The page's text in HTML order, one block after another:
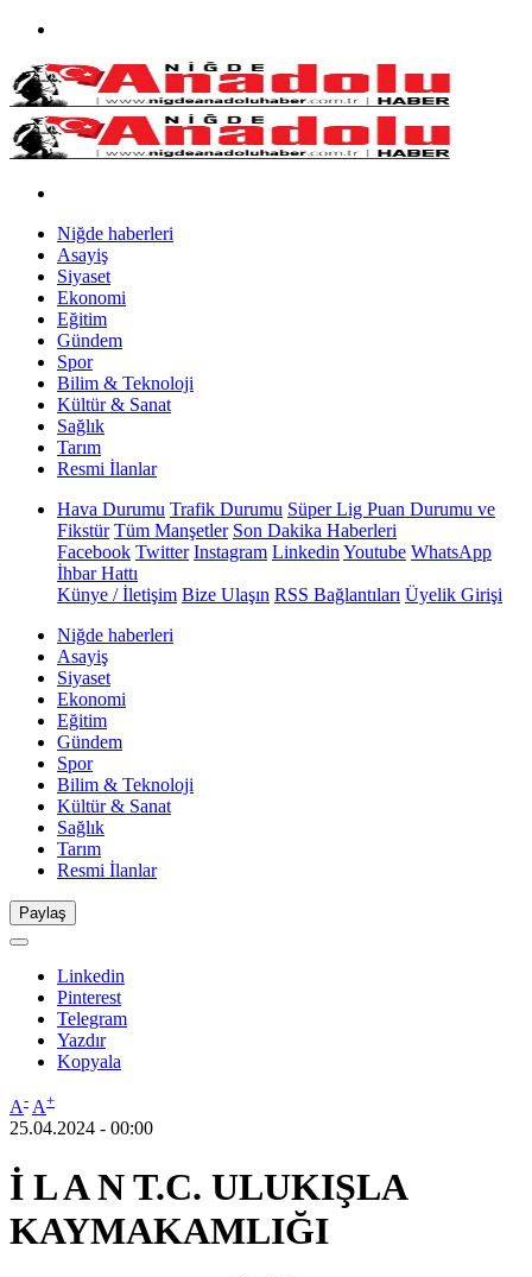
Niğde haberleri
Asayiş
Siyaset
Ekonomi
Eğitim
Gündem
Spor
Bilim & Teknoloji
Kültür & Sanat
Sağlık
Tarım
Resmi İlanlar
Hava Durumu Trafik Durumu Süper Lig Puan Durumu ve
Fikstür Tüm Manşetler Son Dakika Haberleri
Facebook Twitter Instagram Linkedin Youtube WhatsApp
İhbar Hattı
Künye / İletişim Bize Ulaşın RSS Bağlantıları Üyelik Girişi
Niğde haberleri
Asayiş
Siyaset
Ekonomi
Eğitim
Gündem
Spor
Bilim & Teknoloji
Kültür & Sanat
Sağlık
Tarım
Resmi İlanlar
Paylaş
Linkedin
Pinterest
Telegram
Yazdır
Kopyala
A- A+
25.04.2024 - 00:00
İ L A N T.C. ULUKIŞLA
KAYMAKAMLIĞI